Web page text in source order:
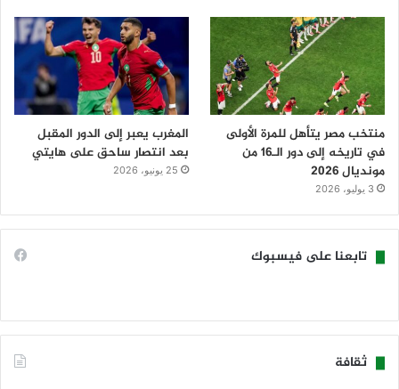
منتخب مصر يتأهل للمرة الأولى
في تاريخه إلى دور الـ16 من
مونديال 2026
3 يوليو، 2026
المغرب يعبر إلى الدور المقبل
بعد انتصار ساحق على هايتي
25 يونيو، 2026
تابعنا على فيسبوك
ثقافة